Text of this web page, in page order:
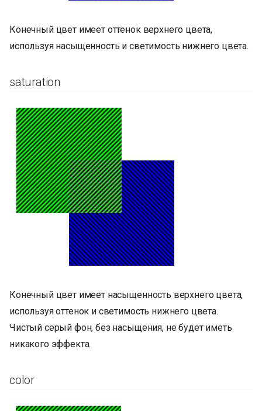
Конечный цвет имеет оттенок верхнего цвета,
используя насыщенность и светимость нижнего цвета.
saturation
Конечный цвет имеет насыщенность верхнего цвета,
используя оттенок и светимость нижнего цвета.
Чистый серый фон, без насыщения, не будет иметь
никакого эффекта.
color